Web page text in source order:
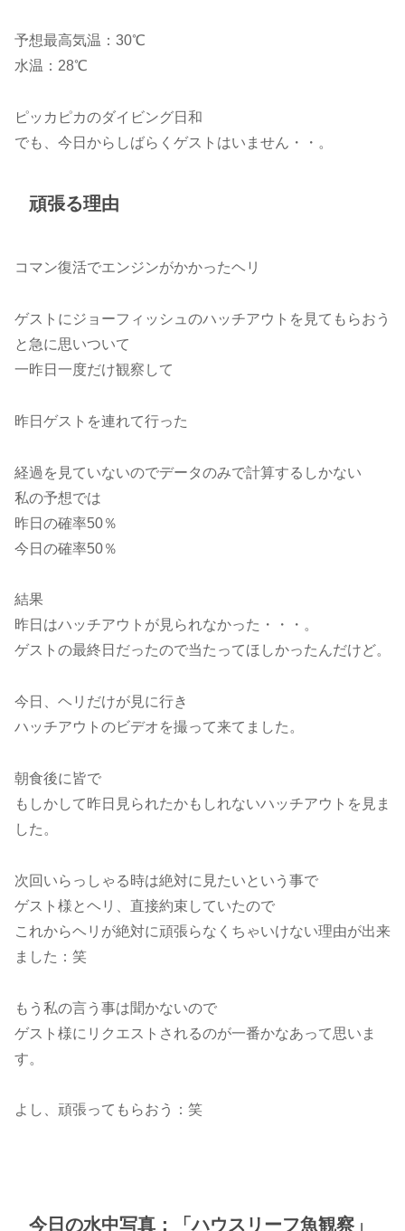
予想最高気温：30℃
水温：28℃
ピッカピカのダイビング日和
でも、今日からしばらくゲストはいません・・。
頑張る理由
コマン復活でエンジンがかかったヘリ
ゲストにジョーフィッシュのハッチアウトを見てもらおう
と急に思いついて
一昨日一度だけ観察して
昨日ゲストを連れて行った
経過を見ていないのでデータのみで計算するしかない
私の予想では
昨日の確率50％
今日の確率50％
結果
昨日はハッチアウトが見られなかった・・・。
ゲストの最終日だったので当たってほしかったんだけど。
今日、ヘリだけが見に行き
ハッチアウトのビデオを撮って来てました。
朝食後に皆で
もしかして昨日見られたかもしれないハッチアウトを見ま
した。
次回いらっしゃる時は絶対に見たいという事で
ゲスト様とヘリ、直接約束していたので
これからヘリが絶対に頑張らなくちゃいけない理由が出来
ました：笑
もう私の言う事は聞かないので
ゲスト様にリクエストされるのが一番かなあって思いま
す。
よし、頑張ってもらおう：笑
今日の水中写真：「ハウスリーフ魚観察」